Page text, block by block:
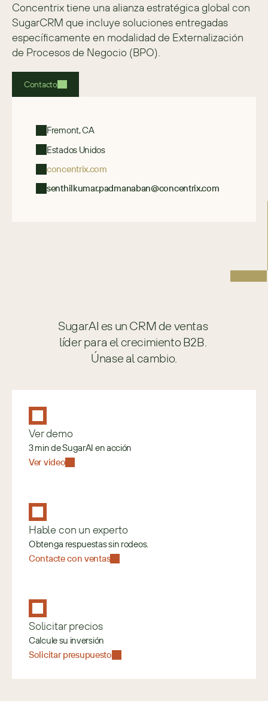
Concentrix tiene una alianza estratégica global con
SugarCRM que incluye soluciones entregadas
específicamente en modalidad de Externalización
de Procesos de Negocio (BPO).
Contacto
Fremont, CA
Estados Unidos
concentrix.com
senthilkumar.padmanaban@concentrix.com
SugarAI es un CRM de ventas
líder para el crecimiento B2B.
Únase al cambio.
Ver demo
3 min de SugarAI en acción
Ver video
Hable con un experto
Obtenga respuestas sin rodeos.
Contacte con ventas
Solicitar precios
Calcule su inversión
Solicitar presupuesto